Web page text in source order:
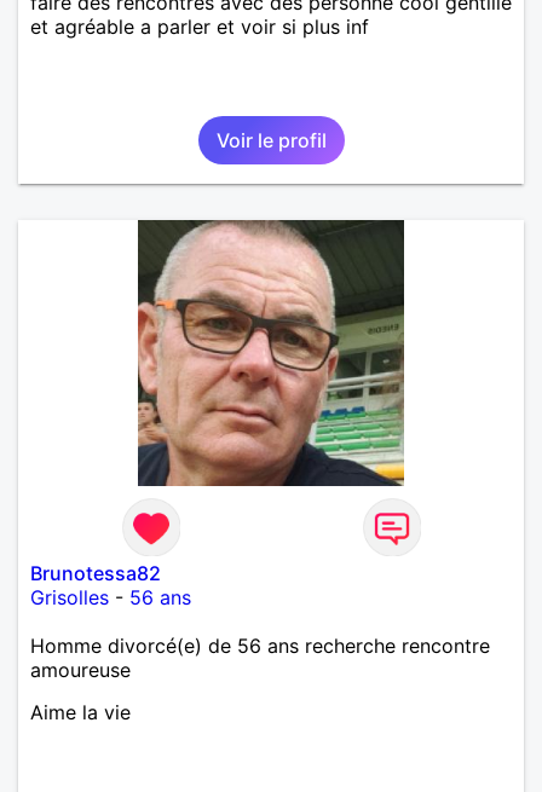
et agréable a parler et voir si plus inf
Voir le profil
Brunotessa82
Grisolles - 56 ans
Homme divorcé(e) de 56 ans recherche rencontre
amoureuse
Aime la vie